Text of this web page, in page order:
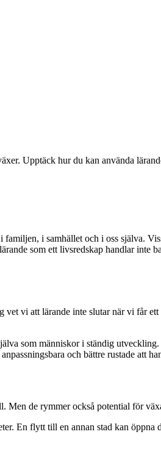
Upptäck hur du kan använda
i samhället och i oss själva.
som ett livsredskap handlar inte
vi att lärande inte slutar när vi får
som människor i ständig
och bättre rustade att
de rymmer också potential för
En flytt till en annan stad kan